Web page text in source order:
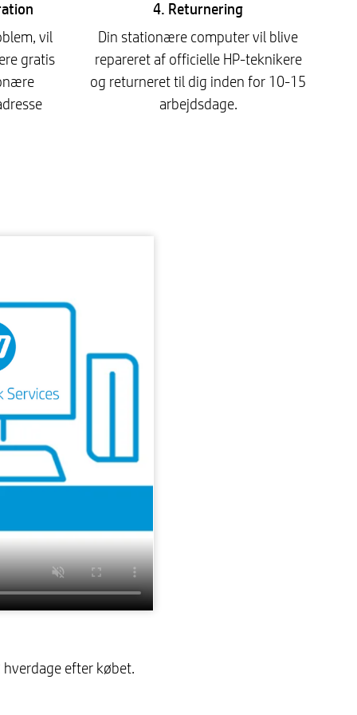
vil
gratis
4. Returnering
Din stationære computer vil blive
repareret af officielle HP-teknikere
og returneret til dig inden for 10-15
arbejdsdage.
efter købet.